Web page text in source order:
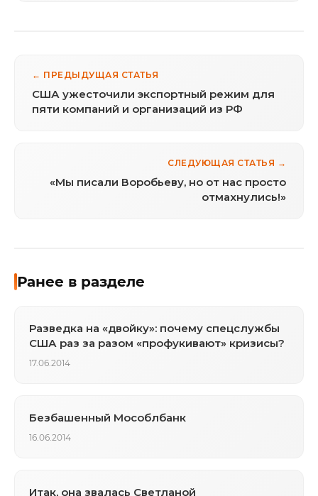
← ПРЕДЫДУЩАЯ СТАТЬЯ
США ужесточили экспортный режим для
пяти компаний и организаций из РФ
СЛЕДУЮЩАЯ СТАТЬЯ →
«Мы писали Воробьеву, но от нас просто
отмахнулись!»
Ранее в разделе
Разведка на «двойку»: почему спецслужбы
США раз за разом «профукивают» кризисы?
17.06.2014
Безбашенный Мособлбанк
16.06.2014
Итак, она звалась Светланой